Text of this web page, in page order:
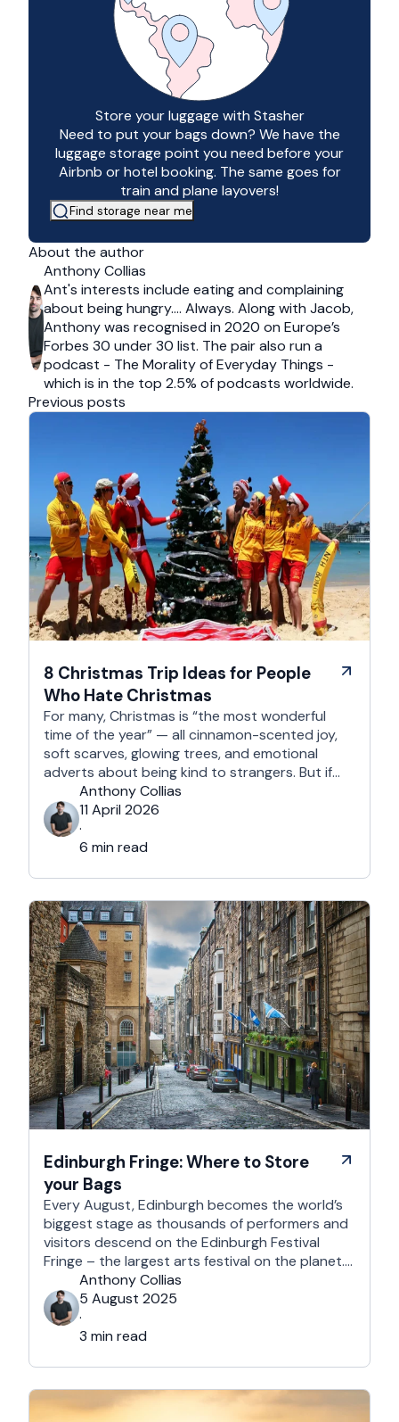
Store your luggage with Stasher
Need to put your bags down? We have the
luggage storage point you need before your
Airbnb or hotel booking. The same goes for
train and plane layovers!
Find storage near me
About the author
Anthony Collias
Ant's interests include eating and complaining
about being hungry…. Always. Along with Jacob,
Anthony was recognised in 2020 on Europe’s
Forbes 30 under 30 list. The pair also run a
podcast - The Morality of Everyday Things -
which is in the top 2.5% of podcasts worldwide.
Previous posts
8 Christmas Trip Ideas for People
Who Hate Christmas
For many, Christmas is “the most wonderful
time of the year” — all cinnamon-scented joy,
soft scarves, glowing trees, and emotional
adverts about being kind to strangers. But if
you’re reading this, chances are you’re… not
that person. This is for the Grinches, the
Scrooges, the silent eye-rollers, and the “I’m
not listening to Mariah …
Anthony Collias
11 April 2026
·
6 min read
Edinburgh Fringe: Where to Store
your Bags
Every August, Edinburgh becomes the world’s
biggest stage as thousands of performers and
visitors descend on the Edinburgh Festival
Fringe – the largest arts festival on the planet.
With more than 3,000 shows across hundreds
of venues – from stand-up at The Stand
Comedy Club to theatre in hidden basements –
it’s an experience like …
Anthony Collias
5 August 2025
·
3 min read